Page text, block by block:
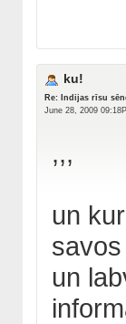
ku!
Re: Indijas rīsu
June 28, 2009
,,,
un
un